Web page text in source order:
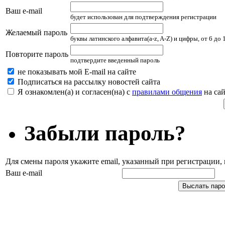
Ваш e-mail
будет использован для подтверждения регистрации
Желаемый пароль
буквы латинского алфавита(a-z, A-Z) и цифры, от 6 до
Повторите пароль
подтвердите введенный пароль
не показывать мой E-mail на сайте
Подписаться на рассылку новостей сайта
Я ознакомлен(а) и согласен(на) с правилами общения на
Забыли пароль?
Для смены пароля укажите email, указанный при
Ваш e-mail